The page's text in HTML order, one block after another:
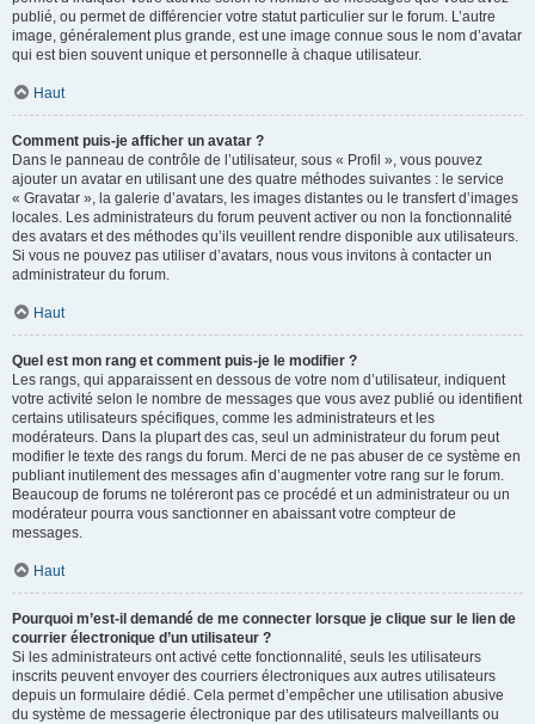
publié, ou permet de différencier votre statut particulier sur le forum. L’autre
image, généralement plus grande, est une image connue sous le nom d’avatar
qui est bien souvent unique et personnelle à chaque utilisateur.
Haut
Comment puis-je afficher un avatar ?
Dans le panneau de contrôle de l’utilisateur, sous « Profil », vous pouvez
ajouter un avatar en utilisant une des quatre méthodes suivantes : le service
« Gravatar », la galerie d’avatars, les images distantes ou le transfert d’images
locales. Les administrateurs du forum peuvent activer ou non la fonctionnalité
des avatars et des méthodes qu’ils veuillent rendre disponible aux utilisateurs.
Si vous ne pouvez pas utiliser d’avatars, nous vous invitons à contacter un
administrateur du forum.
Haut
Quel est mon rang et comment puis-je le modifier ?
Les rangs, qui apparaissent en dessous de votre nom d’utilisateur, indiquent
votre activité selon le nombre de messages que vous avez publié ou identifient
certains utilisateurs spécifiques, comme les administrateurs et les
modérateurs. Dans la plupart des cas, seul un administrateur du forum peut
modifier le texte des rangs du forum. Merci de ne pas abuser de ce système en
publiant inutilement des messages afin d’augmenter votre rang sur le forum.
Beaucoup de forums ne toléreront pas ce procédé et un administrateur ou un
modérateur pourra vous sanctionner en abaissant votre compteur de
messages.
Haut
Pourquoi m’est-il demandé de me connecter lorsque je clique sur le lien de
courrier électronique d’un utilisateur ?
Si les administrateurs ont activé cette fonctionnalité, seuls les utilisateurs
inscrits peuvent envoyer des courriers électroniques aux autres utilisateurs
depuis un formulaire dédié. Cela permet d’empêcher une utilisation abusive
du système de messagerie électronique par des utilisateurs malveillants ou